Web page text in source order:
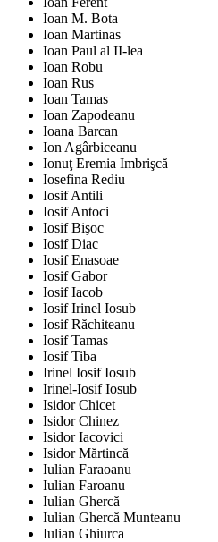
Ioan M. Bota
Ioan Martinas
Ioan Paul al II-lea
Ioan Robu
Ioan Rus
Ioan Tamas
Ioan Zapodeanu
Ioana Barcan
Ion Agârbiceanu
Ionuţ Eremia Imbrişcă
Iosefina Rediu
Iosif Antili
Iosif Antoci
Iosif Bişoc
Iosif Diac
Iosif Enasoae
Iosif Gabor
Iosif Iacob
Iosif Irinel Iosub
Iosif Răchiteanu
Iosif Tamas
Iosif Tiba
Irinel Iosif Iosub
Irinel-Iosif Iosub
Isidor Chicet
Isidor Chinez
Isidor Iacovici
Isidor Mărtincă
Iulian Faraoanu
Iulian Faroanu
Iulian Ghercă
Iulian Ghercă Munteanu
Iulian Ghiurca